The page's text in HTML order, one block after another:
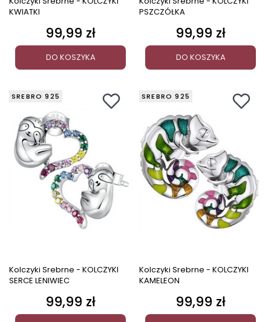
KWIATKI
Cena
99,99 zł
DO KOSZYKA
PSZCZÓŁKA
Cena
99,99 zł
DO KOSZYKA
SREBRO 925
Kolczyki Srebrne - KOLCZYKI
SERCE LENIWIEC
Cena
99,99 zł
SREBRO 925
Kolczyki Srebrne - KOLCZYKI
KAMELEON
Cena
99,99 zł